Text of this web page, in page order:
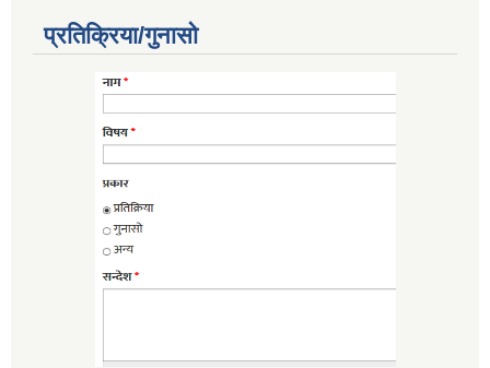
प्रतिक्रिया/गुनासो